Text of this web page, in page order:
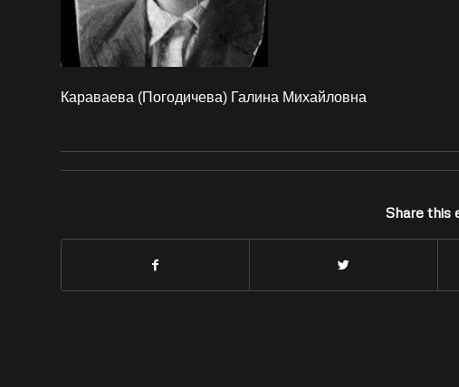
Караваева (Погодичева) Галина Михайловна
Share this